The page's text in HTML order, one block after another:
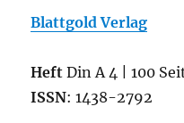
Blattgold Verlag
Heft Din A 4 | 100
ISSN: 1438-2792